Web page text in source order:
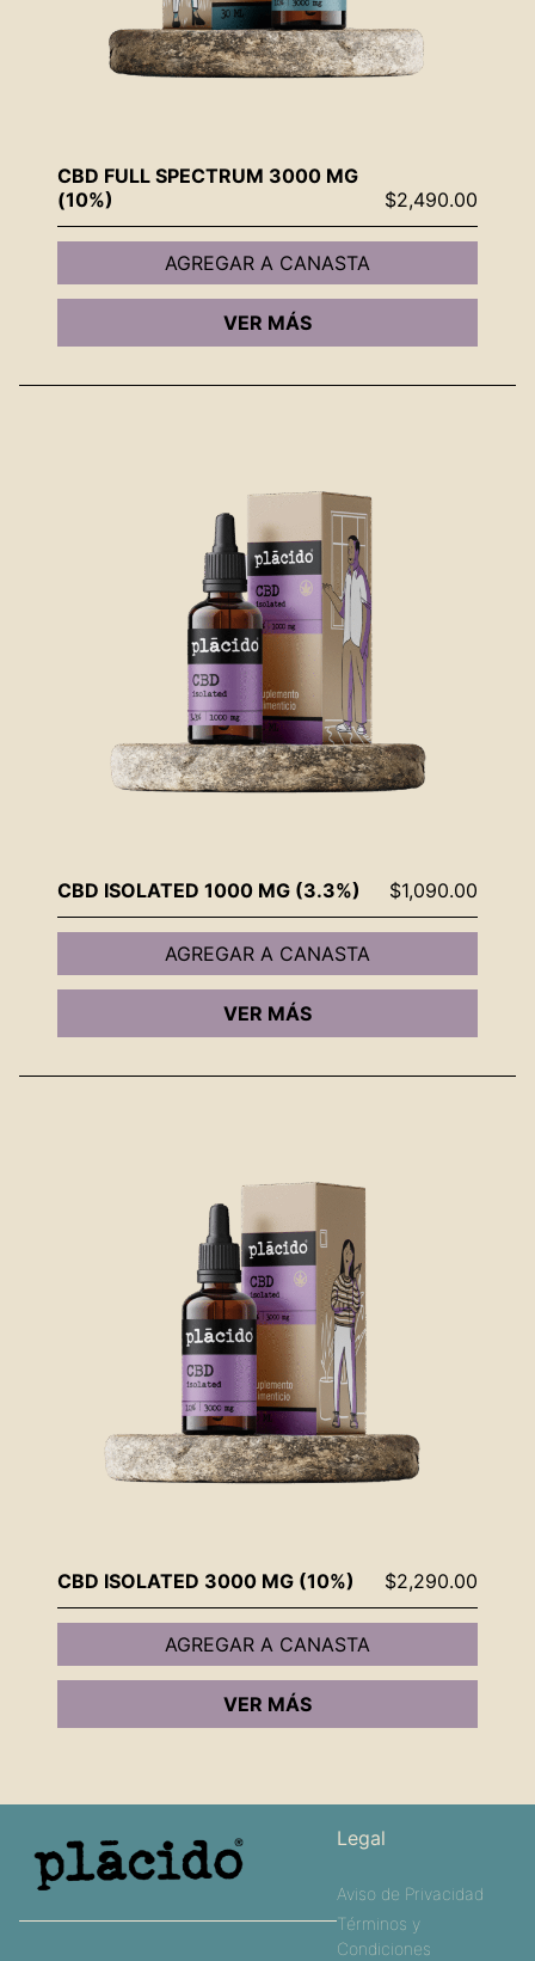
CBD FULL SPECTRUM 3000 MG
(10%)
$2,490.00
AGREGAR A CANASTA
VER MÁS
CBD ISOLATED 1000 MG (3.3%) $1,090.00
AGREGAR A CANASTA
VER MÁS
CBD ISOLATED 3000 MG (10%) $2,290.00
AGREGAR A CANASTA
VER MÁS
Legal
Aviso de Privacidad
Términos y
Condiciones